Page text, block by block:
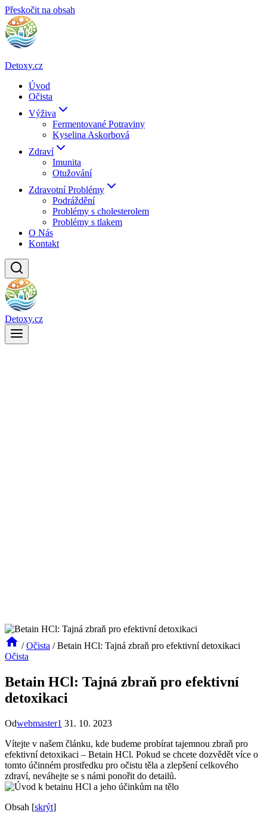
Přeskočit na obsah
Detoxy.cz
Úvod
Očista
Výživa
Fermentované Potraviny
Kyselina Askorbová
Zdraví
Imunita
Otužování
Zdravotní Problémy
Podráždění
Problémy s cholesterolem
Problémy s tlakem
O Nás
Kontakt
Detoxy.cz
/ Očista / Betain HCl: Tajná zbraň pro efektivní detoxikaci
Očista
Betain HCl: Tajná zbraň pro efektivní
detoxikaci
Odwebmaster1 31. 10. 2023
Vítejte v našem článku, kde budeme probírat tajemnou zbraň pro
efektivní detoxikaci – Betain HCl. Pokud se chcete dozvědět více o
tomto účinném prostředku pro očistu těla a zlepšení celkového
zdraví, neváhejte se s námi ponořit do detailů.
Obsah [skrýt]